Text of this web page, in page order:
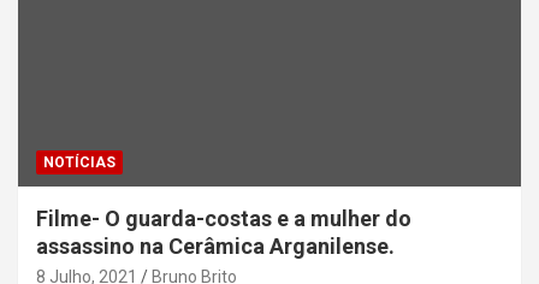
NOTÍCIAS
Filme- O guarda-costas e a mulher do
assassino na Cerâmica Arganilense.
8 Julho, 2021 Bruno Brito